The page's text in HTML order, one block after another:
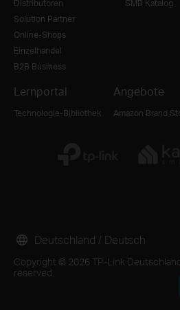
Distributoren
Solution Partner
Online-Shops
Einzelhandel
B2B Business
SMB Katalog
Lernportal
Technologie-Bibliothek
Angebote
Amazon Brand
Copyright © 2026 TP-Link
reserved.
Deutschland / Deutsch